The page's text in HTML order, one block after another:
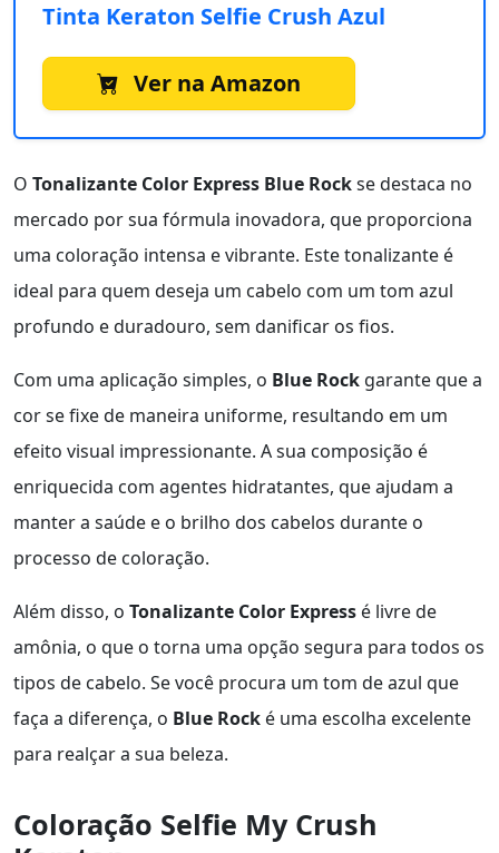
Tinta Keraton Selfie Crush Azul
Ver na Amazon
O Tonalizante Color Express Blue Rockse destaca no
mercado por sua fórmula inovadora, que proporciona
uma coloração intensa e vibrante. Este tonalizante é
ideal para quem deseja um cabelo com um tom azul
profundo e duradouro, sem danificar os fios.
Com uma aplicação simples, o Blue Rock garante que a
cor se fixe de maneira uniforme, resultando em um
efeito visual impressionante. A sua composição é
enriquecida com agentes hidratantes, que ajudam a
manter a saúde e o brilho dos cabelos durante o
processo de coloração.
Além disso, o Tonalizante Color Express é livre de
amônia, o que o torna uma opção segura para todos os
tipos de cabelo. Se você procura um tom de azul que
faça a diferença, o Blue Rock é uma escolha excelente
para realçar a sua beleza.
Coloração Selfie My Crush